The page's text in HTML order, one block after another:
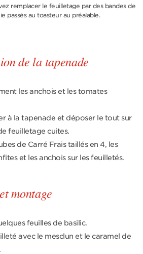
remplacer le feuilletage par des bandes de
passés au toasteur au préalable.
de la tapenade
les anchois et les tomates
à la tapenade et déposer le tout sur
feuilletage cuites.
de Carré Frais taillés en 4, les
et les anchois sur les feuilletés.
montage
feuilles de basilic.
avec le mesclun et le caramel de